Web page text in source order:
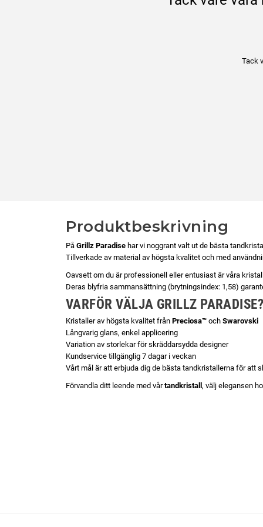
Tack
Produktbeskrivning
På Grillz Paradise har vi noggrant valt ut de bästa
Tillverkade av material av högsta kvalitet och med
Oavsett om du är professionell eller entusiast är våra
Deras blyfria sammansättning (brytningsindex: 1,58)
VARFÖR VÄLJA GRILLZ PARADISE?
Kristaller av högsta kvalitet från Preciosa™ och Swarovski
Långvarig glans, enkel applicering
Variation av storlekar för skräddarsydda designer
Kundservice tillgänglig 7 dagar i veckan
Vårt mål är att erbjuda dig de bästa tandkristallerna för att
Förvandla ditt leende med vårtandkristall, välj elegansen